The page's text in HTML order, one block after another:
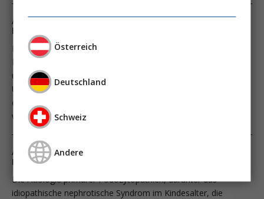
Adipositas bei Hämodialyse: Behandeln oder nicht
behandeln?
In den ersten Jahren der Hämodialyse-Therapie waren
PatientInnen phänotypisch häufig geprägt durch Malnutrition
und Untergewicht, bedingt durch Urämie, Eiweißverluste im
Urin oder als Folge von proteinarmer Ernährung, die
durchgeführt wurde, um den Beginn der Dialysetherapie so
weit wie möglich hinauszuzögern.
Anti-Nephrin Antikörper bei Podozytopathien: Ein
Paradigmenwechsel für Diagnostik und Therapie­
Die Ätiologie primärer ­Podozytopathien, darunter das
idiopathische nephrotische Syndrom im Kindesalter, die
Österreich
Deutschland
Schweiz
Andere